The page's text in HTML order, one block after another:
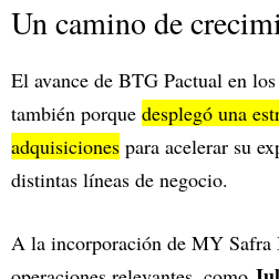
Un camino de
El avance de BTG Pactual en
también porque desplegó una
adquisiciones para acelerar su
distintas líneas de negocio.
A la incorporación de MY Safra